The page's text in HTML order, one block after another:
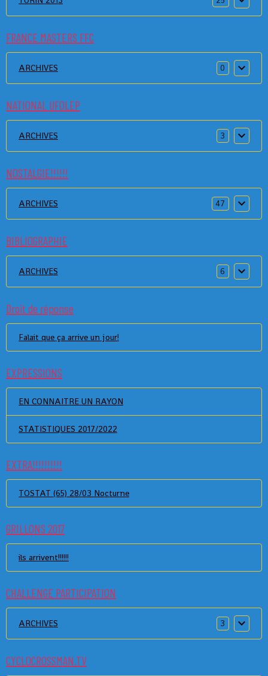
FRANCE MASTERS FFC
ARCHIVES 0
NATIONAL UFOLEP
ARCHIVES 3
NOSTALGIE!!!!!!
ARCHIVES 47
BIBLIOGRAPHIE
ARCHIVES 6
Droit de réponse
Falait que ça arrive un jour!
EXPRESSIONS
EN CONNAITRE UN RAYON
STATISTIQUES 2017/2022
EXTRA!!!!!!!!!!
TOSTAT (65) 28/03 Nocturne
GRILLONS 2017
ils arrivent!!!!!!
CHALLENGE PARTICIPATION
ARCHIVES 3
CYCLOCROSSMAN.TV